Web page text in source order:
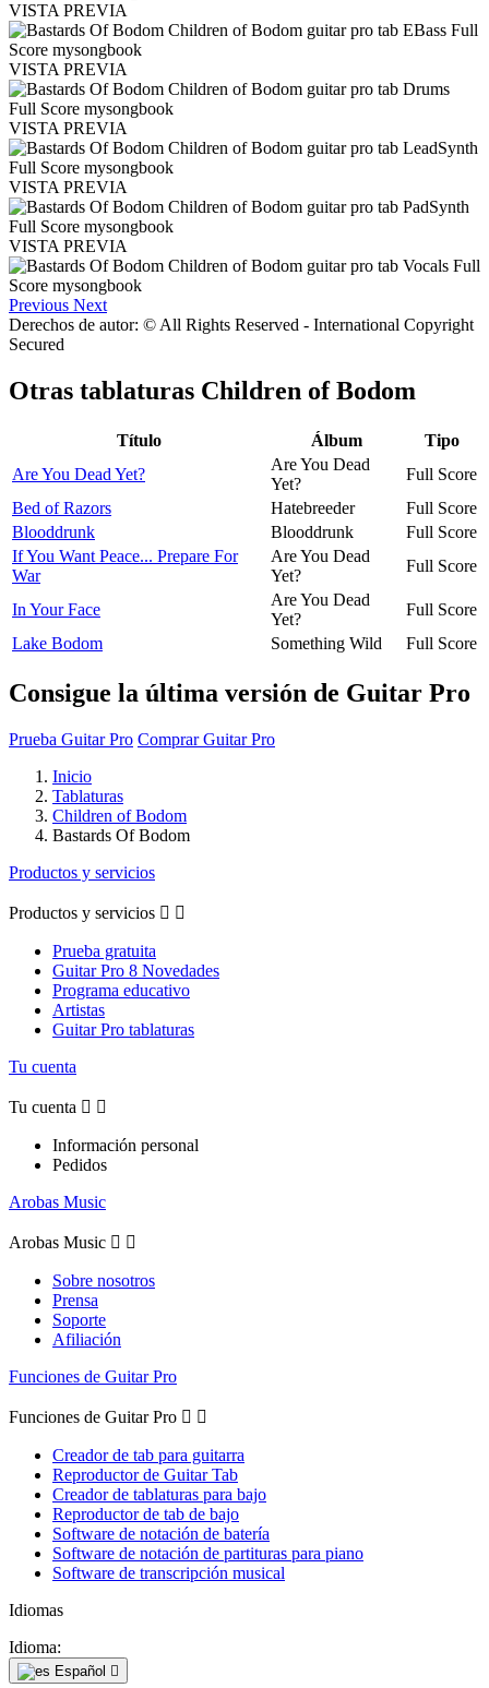
VISTA PREVIA
VISTA PREVIA
VISTA PREVIA
VISTA PREVIA
VISTA PREVIA
Previous Next
Derechos de autor: © All Rights Reserved - International Copyright
Secured
Otras tablaturas Children of Bodom
Título Álbum
Tipo
Are You Dead Yet?
Are You Dead
Yet?
Full Score
Bed of Razors
Hatebreeder
Full Score
Blooddrunk
Blooddrunk
Full Score
If You Want Peace... Prepare For
War
Are You Dead
Yet?
Full Score
In Your Face
Are You Dead
Yet?
Full Score
Lake Bodom
Something Wild Full Score
Consigue la última versión de Guitar Pro
Prueba Guitar Pro Comprar Guitar Pro
Inicio
Tablaturas
Children of Bodom
Bastards Of Bodom
Productos y servicios
Productos y servicios  
Prueba gratuita
Guitar Pro 8 Novedades
Programa educativo
Artistas
Guitar Pro tablaturas
Tu cuenta
Tu cuenta  
Información personal
Pedidos
Arobas Music
Arobas Music  
Sobre nosotros
Prensa
Soporte
Afiliación
Funciones de Guitar Pro
Funciones de Guitar Pro  
Creador de tab para guitarra
Reproductor de Guitar Tab
Creador de tablaturas para bajo
Reproductor de tab de bajo
Software de notación de batería
Software de notación de partituras para piano
Software de transcripción musical
Idiomas
Idioma:
Español 